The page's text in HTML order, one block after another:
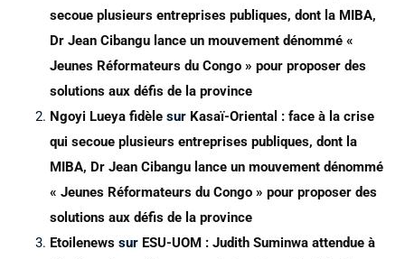
secoue plusieurs entreprises publiques, dont la MIBA,
Dr Jean Cibangu lance un mouvement dénommé «
Jeunes Réformateurs du Congo » pour proposer des
solutions aux défis de la province
Ngoyi Lueya fidèle sur Kasaï-Oriental : face à la crise
qui secoue plusieurs entreprises publiques, dont la
MIBA, Dr Jean Cibangu lance un mouvement dénommé
« Jeunes Réformateurs du Congo » pour proposer des
solutions aux défis de la province
Etoilenews sur ESU-UOM : Judith Suminwa attendue à